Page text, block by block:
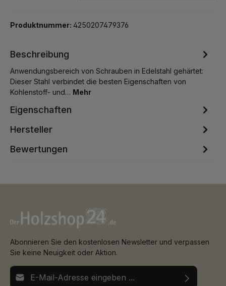
Produktnummer: 4250207479376
Beschreibung
Anwendungsbereich von Schrauben in Edelstahl gehärtet:
Dieser Stahl verbindet die besten Eigenschaften von
Kohlenstoff- und… Mehr
Eigenschaften
Hersteller
Bewertungen
Abonnieren Sie den kostenlosen Newsletter und verpassen
Sie keine Neuigkeit oder Aktion.
E-Mail-Adresse*